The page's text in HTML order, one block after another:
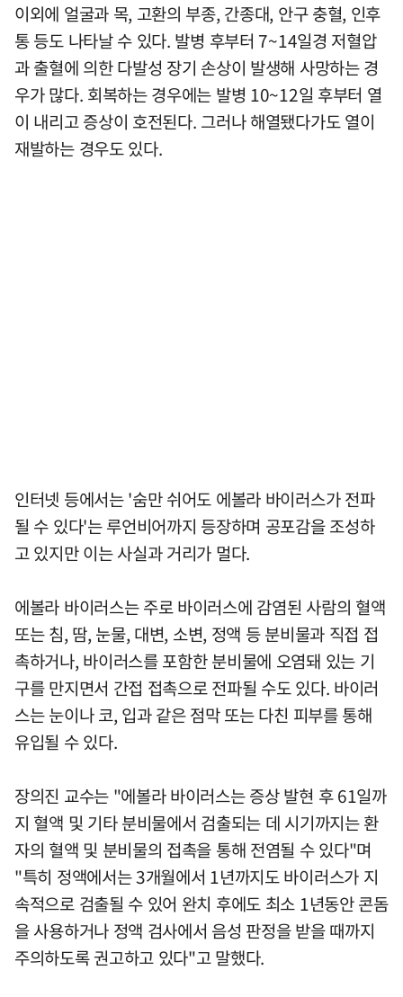
이외에 얼굴과 목, 고환의 부종, 간종대, 안구 충혈, 인후
통 등도 나타날 수 있다. 발병 후부터 7~14일경 저혈압
과 출혈에 의한 다발성 장기 손상이 발생해 사망하는 경
우가 많다. 회복하는 경우에는 발병 10~12일 후부터 열
이 내리고 증상이 호전된다. 그러나 해열됐다가도 열이
재발하는 경우도 있다.
인터넷 등에서는 '숨만 쉬어도 에볼라 바이러스가 전파
될 수 있다'는 루언비어까지 등장하며 공포감을 조성하
고 있지만 이는 사실과 거리가 멀다.
에볼라 바이러스는 주로 바이러스에 감염된 사람의 혈액
또는 침, 땀, 눈물, 대변, 소변, 정액 등 분비물과 직접 접
촉하거나, 바이러스를 포함한 분비물에 오염돼 있는 기
구를 만지면서 간접 접촉으로 전파될 수도 있다. 바이러
스는 눈이나 코, 입과 같은 점막 또는 다친 피부를 통해
유입될 수 있다.
장의진 교수는 "에볼라 바이러스는 증상 발현 후 61일까
지 혈액 및 기타 분비물에서 검출되는 데 시기까지는 환
자의 혈액 및 분비물의 접촉을 통해 전염될 수 있다"며
"특히 정액에서는 3개월에서 1년까지도 바이러스가 지
속적으로 검출될 수 있어 완치 후에도 최소 1년동안 콘돔
을 사용하거나 정액 검사에서 음성 판정을 받을 때까지
주의하도록 권고하고 있다"고 말했다.